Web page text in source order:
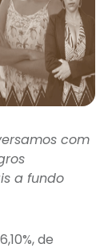
com
a fundo
de